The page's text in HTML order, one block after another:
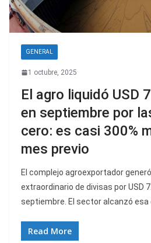
GENERAL
1 octubre, 2025
El agro liquidó USD
en septiembre por
cero: es casi 300%
mes previo
El complejo agroexportador
extraordinario de divisas por USD
septiembre. El sector alcanzó esa
Read More